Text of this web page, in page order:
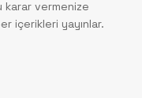
karar vermenize
içerikleri yayınlar.